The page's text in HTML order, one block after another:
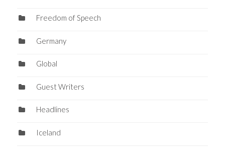
Freedom of Speech
Germany
Global
Guest Writers
Headlines
Iceland